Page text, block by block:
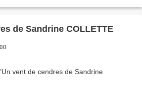
de Sandrine COLLETTE